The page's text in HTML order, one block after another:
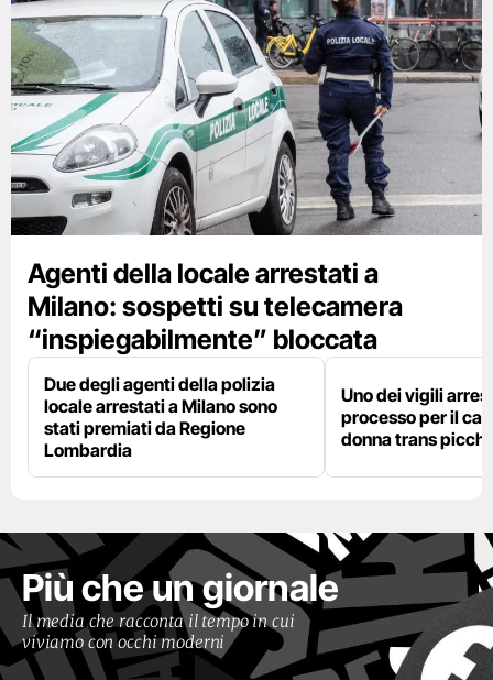
Agenti della locale arrestati a
Milano: sospetti su telecamera
“inspiegabilmente” bloccata
Due degli agenti della polizia
locale arrestati a Milano sono
stati premiati da Regione
Lombardia
Uno dei vigili
processo per il
donna trans
Più che un giornale
Il media che racconta il tempo in cui
viviamo con occhi moderni